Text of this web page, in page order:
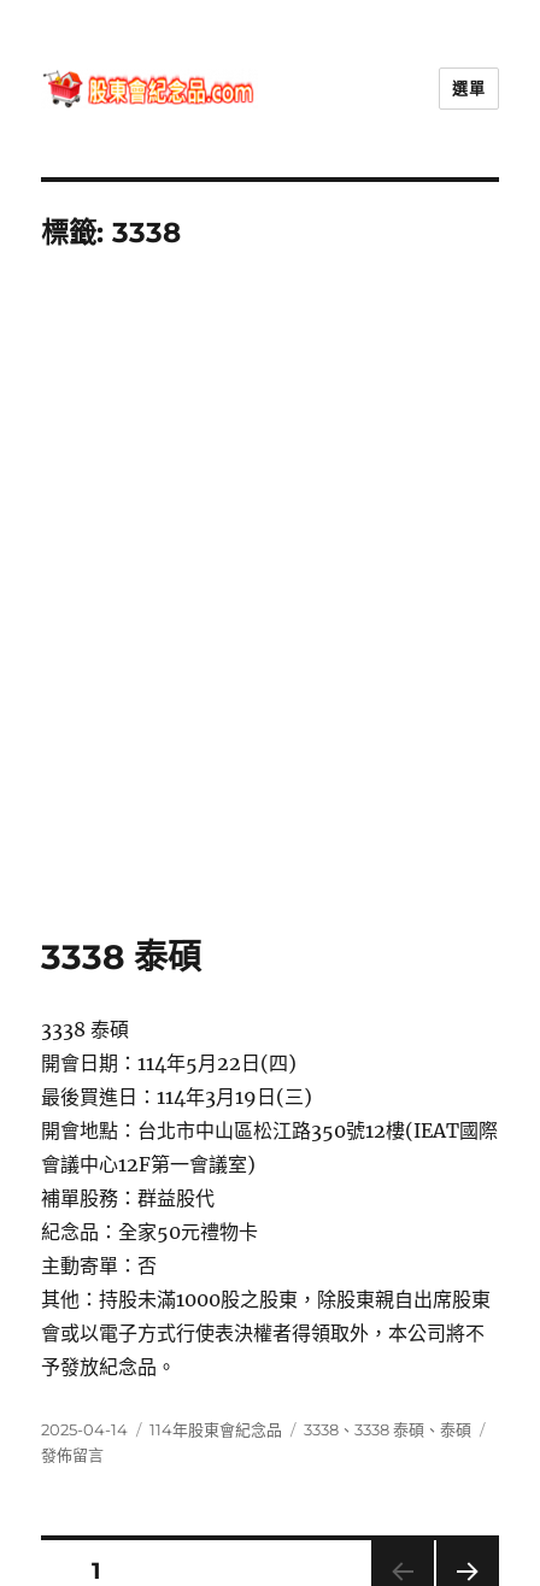
選單
標籤:3338
3338 泰碩
3338 泰碩
開會日期：114年5月22日(四)
最後買進日：114年3月19日(三)
開會地點：台北市中山區松江路350號12樓(IEAT國際
會議中心12F第一會議室)
補單股務：群益股代
紀念品：全家50元禮物卡
主動寄單：否
其他：持股未滿1000股之股東，除股東親自出席股東
會或以電子方式行使表決權者得領取外，本公司將不
予發放紀念品。
發
佈
2025-04-14
分
114年股東會紀念品
標
3338 、3338 泰碩 、泰碩
發佈留言
頁次1